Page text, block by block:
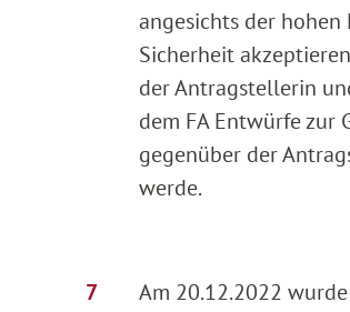
angesichts der hohen
Sicherheit
der Antragstellerin
dem FA Entwürfe zur
gegenüber der
werde.
Am 20.12.2022